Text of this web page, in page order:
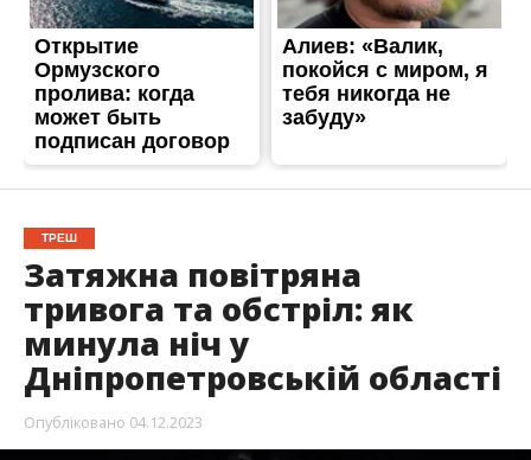
ТРЕШ
Затяжна повітряна
тривога та обстріл: як
минула ніч у
Дніпропетровській області
Опубліковано 04.12.2023